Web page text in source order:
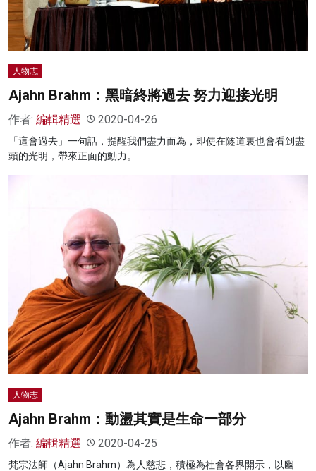
名家榜
灼見活動
關於我們
人物志
Ajahn Brahm：黑暗終將過去 努力迎接光明
作者: 編輯精選 2020-04-26
「這會過去」一句話，提醒我們盡力而為，即使在隧道裏也會看到盡
頭的光明，帶來正面的動力。
人物志
Ajahn Brahm：動盪其實是生命一部分
作者: 編輯精選 2020-04-25
梵宗法師（Ajahn Brahm）為人慈悲，積極為社會各界開示，以幽